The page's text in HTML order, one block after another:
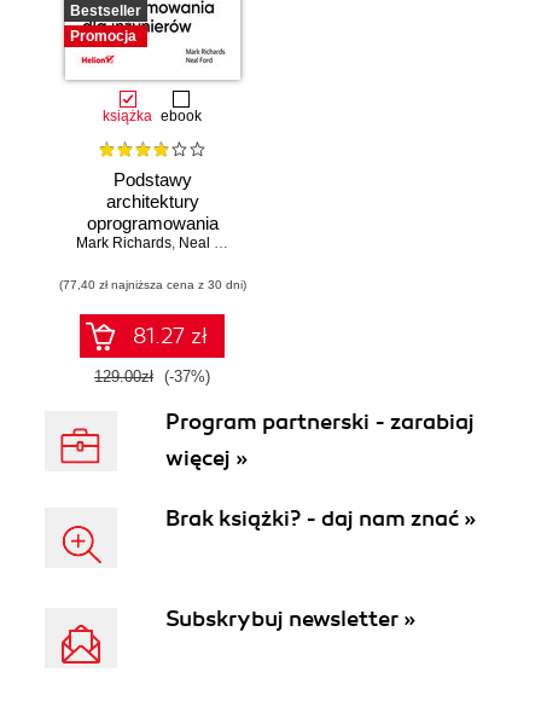
Bestseller
Promocja
książka ebook
Podstawy
architektury
oprogramowania
dla inżynierów.
Mark Richards, Neal Ford
(77,40 zł najniższa cena z 30 dni)
81.27 zł
129.00zł (-37%)
Program partnerski - zarabiaj
więcej »
Brak książki? - daj nam znać »
Subskrybuj newsletter »